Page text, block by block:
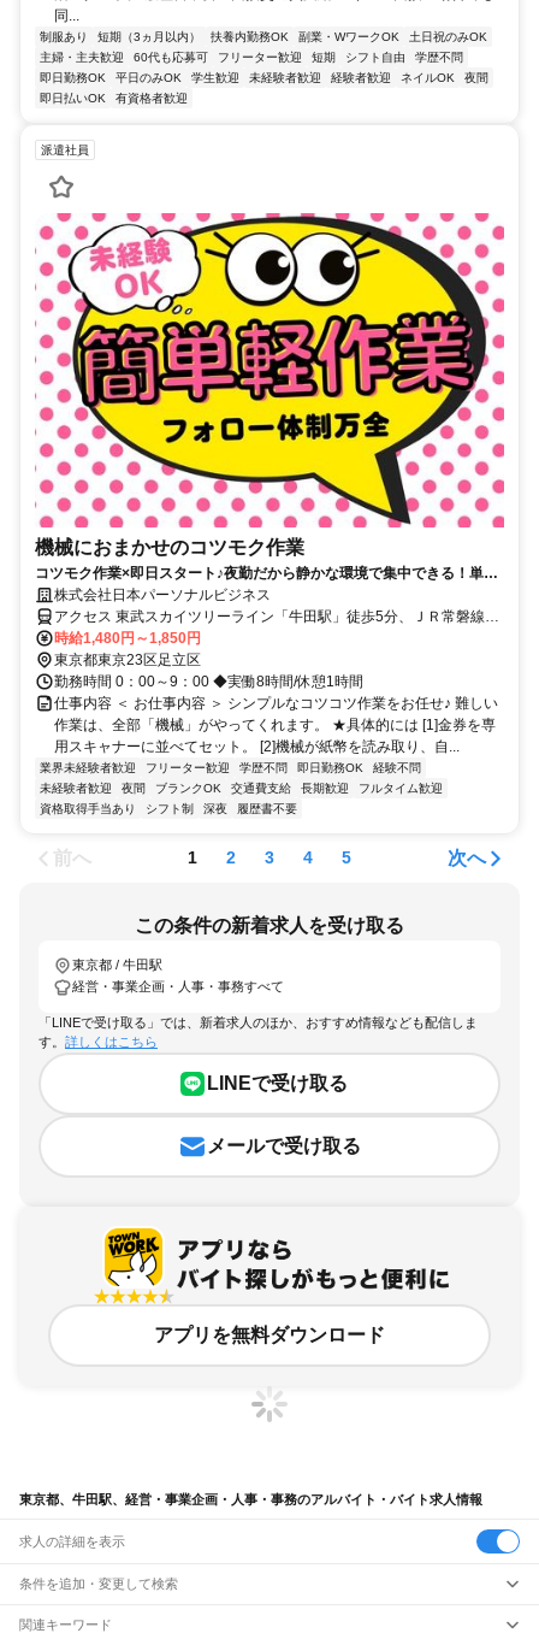
同...
制服あり 短期（3ヵ月以内） 扶養内勤務OK 副業・WワークOK
土日祝のみOK
主婦・主夫歓迎
60代も応募可 フリーター歓迎 短期 シフト自由
学歴不問
即日勤務OK
平日のみOK 学生歓迎 未経験者歓迎 経験者歓迎 ネイルOK
夜間
即日払いOK
有資格者歓迎
派遣社員
機械におまかせのコツモク作業
コツモク作業×即日スタート♪夜勤だから静かな環境で集中できる！単純
だから覚えるのもスグです★
株式会社日本パーソナルビジネス
アクセス 東武スカイツリーライン「牛田駅」徒歩5分、ＪＲ常磐線
「北千住駅」徒歩10分
時給1,480円～1,850円
東京都東京23区足立区
勤務時間 0：00～9：00 ◆実働8時間/休憩1時間
仕事内容 ＜ お仕事内容 ＞ シンプルなコツコツ作業をお任せ♪ 難しい
作業は、全部「機械」がやってくれます。 ★具体的には [1]金券を専
用スキャナーに並べてセット。 [2]機械が紙幣を読み取り、自...
業界未経験者歓迎 フリーター歓迎 学歴不問 即日勤務OK
経験不問
未経験者歓迎
夜間 ブランクOK 交通費支給 長期歓迎
フルタイム歓迎
資格取得手当あり
シフト制 深夜 履歴書不要
前へ 1 2 3 4 5 次へ
この条件の新着求人を受け取る
東京都 / 牛田駅
経営・事業企画・人事・事務すべて
「LINEで受け取る」では、新着求人のほか、おすすめ情報なども配信しま
す。 詳しくはこちら
LINEで受け取る
メールで受け取る
アプリを無料ダウンロード
東京都、牛田駅、経営・事業企画・人事・事務のアルバイト・バイト求人情報
求人の詳細を表示
条件を追加・変更して検索
市区町村を追加・変更
関連キーワード